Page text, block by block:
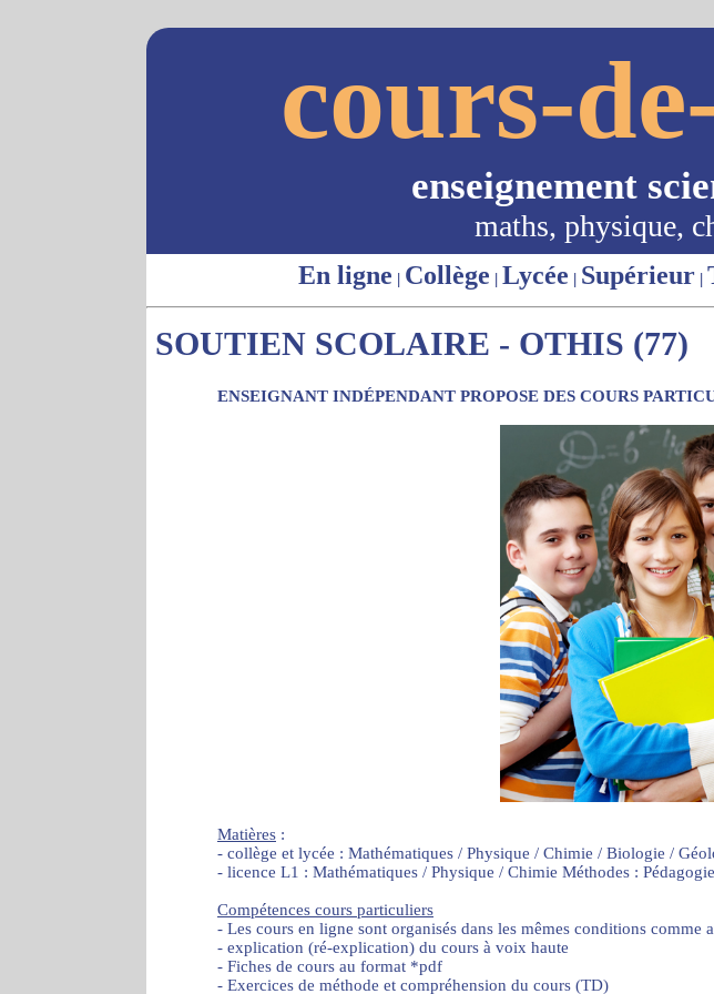
cours-
enseignement
maths, physique,
En ligne | Collège | Lycée | Supérieur |
SOUTIEN SCOLAIRE - OTHIS (77)
ENSEIGNANT INDÉPENDANT PROPOSE DES COURS
Matières :
- collège et lycée : Mathématiques / Physique / Chimie / Biologie /
- licence L1 : Mathématiques / Physique / Chimie Méthodes :
Compétences cours particuliers
- Les cours en ligne sont organisés dans les mêmes conditions comme
- explication (ré-explication) du cours à voix haute
- Fiches de cours au format *pdf
- Exercices de méthode et compréhension du cours (TD)